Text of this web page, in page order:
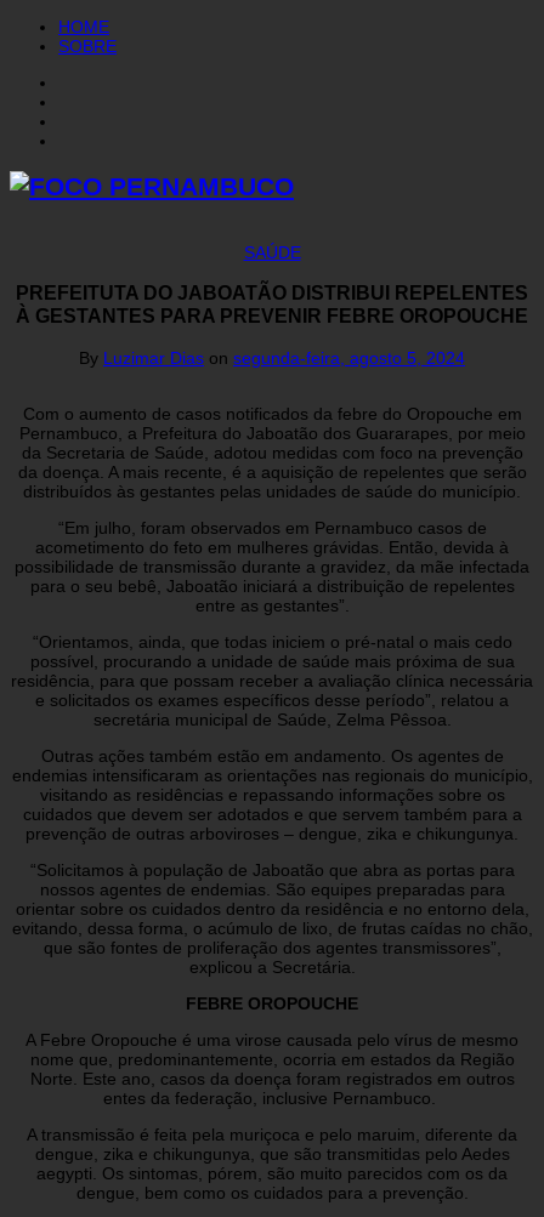
HOME
SOBRE
SAÚDE
PREFEITUTA DO JABOATÃO DISTRIBUI REPELENTES
À GESTANTES PARA PREVENIR FEBRE OROPOUCHE
By Luzimar Dias on segunda-feira, agosto 5, 2024
Com o aumento de casos notificados da febre do Oropouche em
Pernambuco, a Prefeitura do Jaboatão dos Guararapes, por meio
da Secretaria de Saúde, adotou medidas com foco na prevenção
da doença. A mais recente, é a aquisição de repelentes que serão
distribuídos às gestantes pelas unidades de saúde do município.
“Em julho, foram observados em Pernambuco casos de
acometimento do feto em mulheres grávidas. Então, devida à
possibilidade de transmissão durante a gravidez, da mãe infectada
para o seu bebê, Jaboatão iniciará a distribuição de repelentes
entre as gestantes”.
“Orientamos, ainda, que todas iniciem o pré-natal o mais cedo
possível, procurando a unidade de saúde mais próxima de sua
residência, para que possam receber a avaliação clínica necessária
e solicitados os exames específicos desse período”, relatou a
secretária municipal de Saúde, Zelma Pêssoa.
Outras ações também estão em andamento. Os agentes de
endemias intensificaram as orientações nas regionais do município,
visitando as residências e repassando informações sobre os
cuidados que devem ser adotados e que servem também para a
prevenção de outras arboviroses – dengue, zika e chikungunya.
“Solicitamos à população de Jaboatão que abra as portas para
nossos agentes de endemias. São equipes preparadas para
orientar sobre os cuidados dentro da residência e no entorno dela,
evitando, dessa forma, o acúmulo de lixo, de frutas caídas no chão,
que são fontes de proliferação dos agentes transmissores”,
explicou a Secretária.
FEBRE OROPOUCHE
A Febre Oropouche é uma virose causada pelo vírus de mesmo
nome que, predominantemente, ocorria em estados da Região
Norte. Este ano, casos da doença foram registrados em outros
entes da federação, inclusive Pernambuco.
A transmissão é feita pela muriçoca e pelo maruim, diferente da
dengue, zika e chikungunya, que são transmitidas pelo Aedes
aegypti. Os sintomas, pórem, são muito parecidos com os da
dengue, bem como os cuidados para a prevenção.